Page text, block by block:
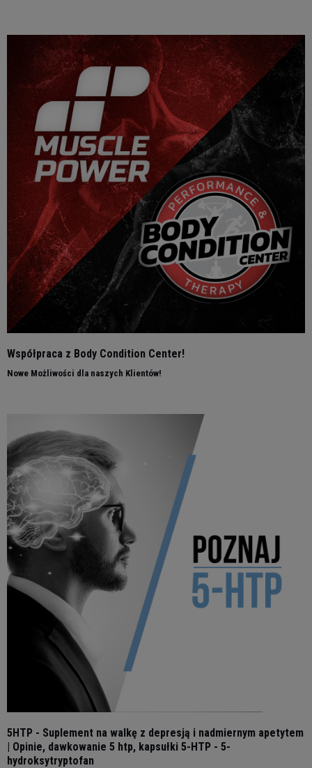
Współpraca z Body Condition Center!
Nowe Możliwości dla naszych Klientów!
5HTP - Suplement na walkę z depresją i nadmiernym apetytem
| Opinie, dawkowanie 5 htp, kapsułki 5-HTP - 5-
hydroksytryptofan